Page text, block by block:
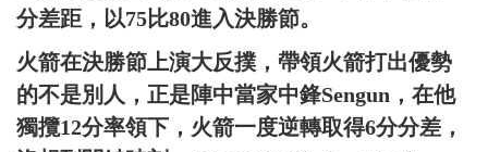
分差距，以75比80進入決勝節。
火箭在決勝節上演大反撲，帶領火箭打出優勢
的不是別人，正是陣中當家中鋒Sengun，在他
獨攬12分率領下，火箭一度逆轉取得6分分差，